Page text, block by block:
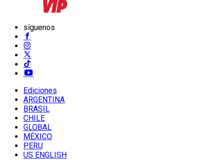
síguenos
Ediciones
ARGENTINA
BRASIL
CHILE
GLOBAL
MÉXICO
PERU
US ENGLISH